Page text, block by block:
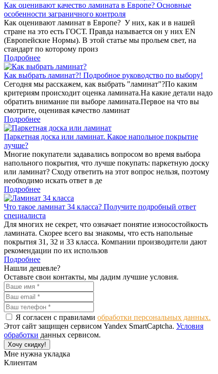
Как оценивают качество ламината в Европе? Основные
особенности заграничного контроля
Как оценивают ламинат в Европе? У них, как и в нашей
стране на это есть ГОСТ. Правда называется он у них EN
(Европейские Нормы). В этой статье мы прольем свет, на
стандарт по которому произ
Подробнее
Как выбрать ламинат?! Подробное руководство по выбору!
Сегодня мы расскажем, как выбрать "ламинат"?По каким
критериям происходит оценка ламината.На какие детали надо
обратить внимание пи выборе ламината.Первое на что вы
смотрите, оценивая качество ламинат
Подробнее
Паркетная доска или ламинат. Какое напольное покрытие
лучше?
Многие покупатели задавались вопросом во время выбора
напольного покрытия, что лучше покупать: паркетную доску
или ламинат? Сходу ответить на этот вопрос нельзя, поэтому
необходимо искать ответ в де
Подробнее
Что такое ламинат 34 класса? Получите подробный ответ
специалиста
Для многих не секрет, что означает понятие износостойкость
ламината. Скорее всего вы знакомы, что есть напольные
покрытия 31, 32 и 33 класса. Компании производители дают
рекомендации по их использов
Подробнее
Нашли дешевле?
Оставьте свои контакты, мы дадим лучшие условия.
Я согласен с правилами обработки персональных данных.
Этот сайт защищен сервисом Yandex SmartCaptcha. Условия
обработки данных сервисом.
Хочу скидку!
Мне нужна укладка
Клиентам